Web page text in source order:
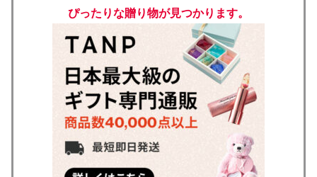
ぴったりな贈り物が見つかります。